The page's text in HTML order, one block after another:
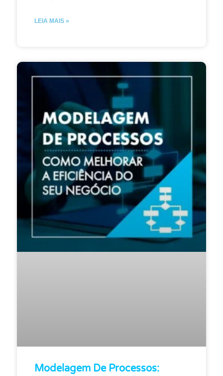
LEIA MAIS »
Modelagem De Processos: